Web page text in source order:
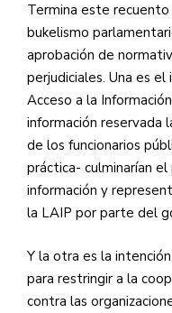
Termina este
bukelismo
aprobación de
perjudiciales. Una es
Acceso a la
información reservada
de los funcionarios
práctica- culminarían
información y
la LAIP por parte del
Y la otra es la
para restringir a la
contra las